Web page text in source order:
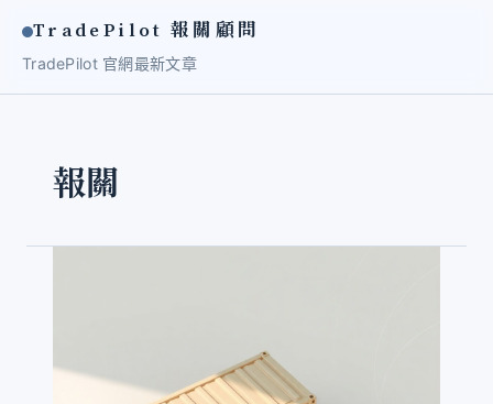
TradePilot 報關顧問
TradePilot 官網最新文章
報關